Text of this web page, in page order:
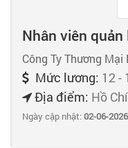
Nhân viên
Công Ty Thương
Mức lương: 12 -
Địa điểm: Hồ
Ngày cập nhật:02-06-2026